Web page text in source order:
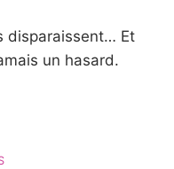
disparaissent… Et
un hasard.